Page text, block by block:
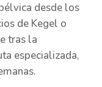
desde los
de Kegel o
tras la
especializada,